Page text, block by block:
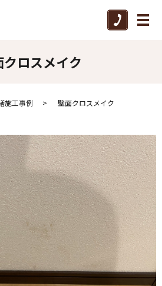
メ
クロスメイク
施工事例 壁面クロスメイク